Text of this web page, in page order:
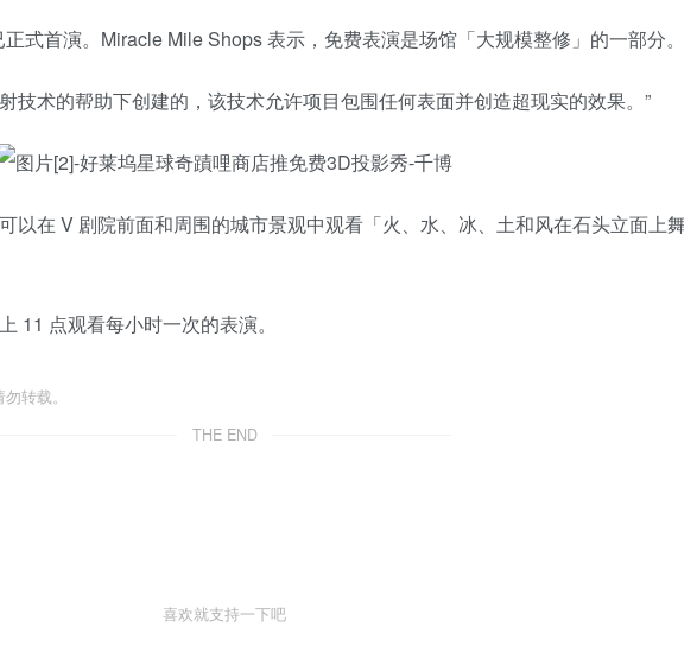
式首演。Miracle Mile Shops 表示，免费表演是场馆「大规模整修」的一部分。
技术的帮助下创建的，该技术允许项目包围任何表面并创造超现实的效果。”
以在 V 剧院前面和周围的城市景观中观看「火、水、冰、土和风在石头立面上
11 点观看每小时一次的表演。
转载。
THE END
喜欢就支持一下吧